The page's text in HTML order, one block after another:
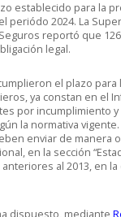
establecido para la
periódo 2024. La
reportó que
legal.
el plazo
ya constan en el
por incumplimiento y
la normativa vigente.
enviar de manera
en la sección
anteriores al 2013, en